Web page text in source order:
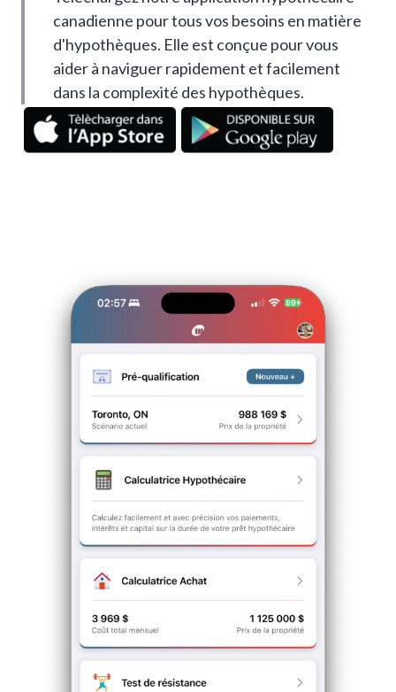
canadienne pour tous vos besoins en matière
d'hypothèques. Elle est conçue pour vous
aider à naviguer rapidement et facilement
dans la complexité des hypothèques.